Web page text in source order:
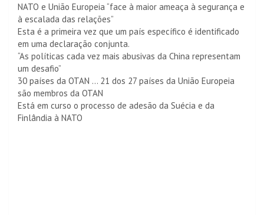
NATO e União Europeia “face à maior ameaça à segurança e
à escalada das relações”
Esta é a primeira vez que um país específico é identificado
em uma declaração conjunta.
“As políticas cada vez mais abusivas da China representam
um desafio”
30 países da OTAN … 21 dos 27 países da União Europeia
são membros da OTAN
Está em curso o processo de adesão da Suécia e da
Finlândia à NATO